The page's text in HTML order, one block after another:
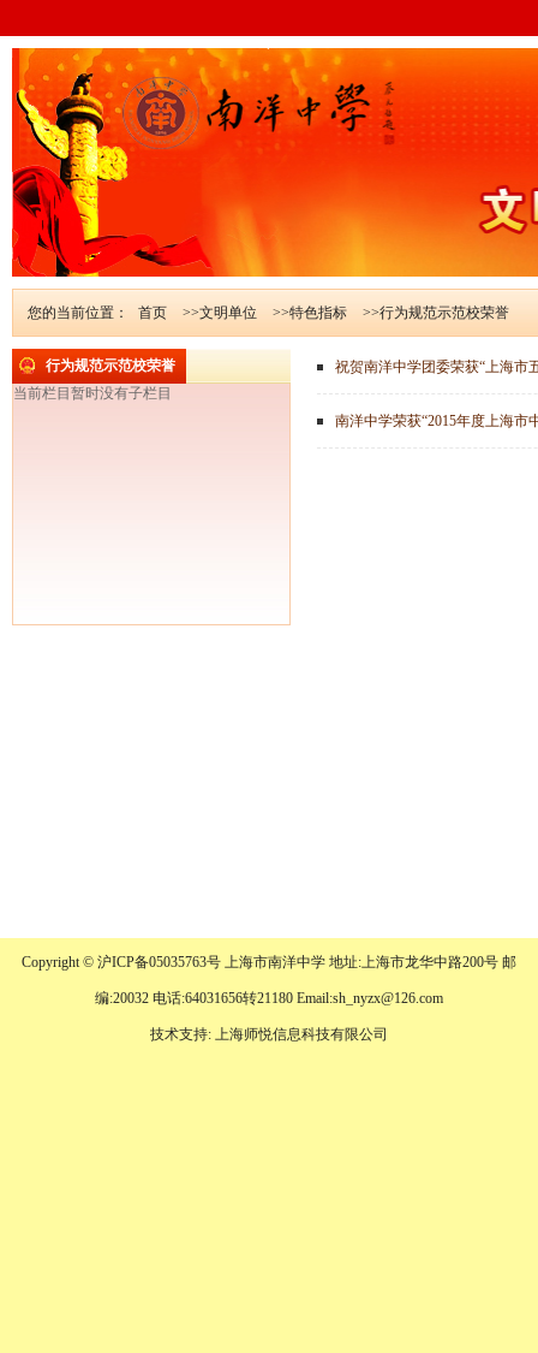
行为规范示范校荣誉
当前栏目暂时没有子栏目
您的当前位置： 首页 >>文明单位 >>特色指标 >>行为规范示范校荣誉
祝贺南洋中学团委荣获“上海市
南洋中学荣获“2015年度上海市
Copyright © 沪ICP备05035763号 上海市南洋中学 地址:上海市龙华中路200号 邮
编:20032 电话:64031656转21180 Email:sh_nyzx@126.com
技术支持: 上海师悦信息科技有限公司